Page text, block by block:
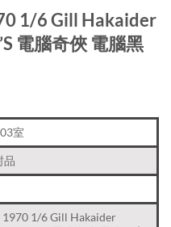
1/6 Gill Hakaider
電腦奇俠 電腦黑
室
品
1970 1/6 Gill Hakaider